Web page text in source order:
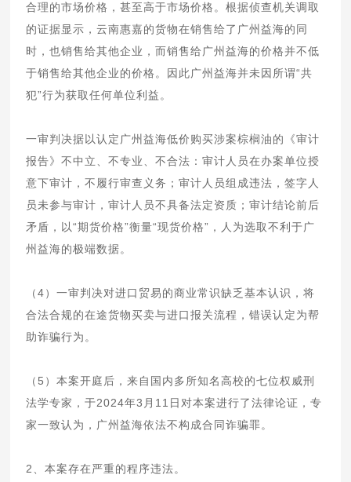
合理的市场价格，甚至高于市场价格。根据侦查机关调取
的证据显示，云南惠嘉的货物在销售给了广州益海的同
时，也销售给其他企业，而销售给广州益海的价格并不低
于销售给其他企业的价格。因此广州益海并未因所谓“共
犯”行为获取任何单位利益。
一审判决据以认定广州益海低价购买涉案棕榈油的《审计
报告》不中立、不专业、不合法：审计人员在办案单位授
意下审计，不履行审查义务；审计人员组成违法，签字人
员未参与审计，审计人员不具备法定资质；审计结论前后
矛盾，以“期货价格”衡量“现货价格”，人为选取不利于广
州益海的极端数据。
（4）一审判决对进口贸易的商业常识缺乏基本认识，将
合法合规的在途货物买卖与进口报关流程，错误认定为帮
助诈骗行为。
（5）本案开庭后，来自国内多所知名高校的七位权威刑
法学专家，于2024年3月11日对本案进行了法律论证，专
家一致认为，广州益海依法不构成合同诈骗罪。
2、本案存在严重的程序违法。